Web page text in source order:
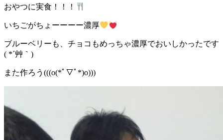
おやつに実食！！！
いちごがちょーーーー濃厚
ブルーベリーも、チョコもめっちゃ濃厚でおいしかったです
( *´艸｀)
また作ろう(((o(*ﾟ▽ﾟ*)o)))